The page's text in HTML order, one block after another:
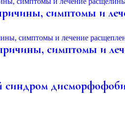
симптомы и
симптомы и
синдром